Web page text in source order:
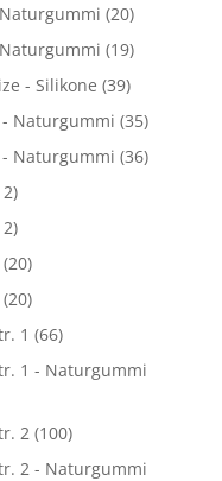
Naturgummi (20)
Naturgummi (19)
- Silikone (39)
- Naturgummi (35)
- Naturgummi (36)
(20)
(20)
1 (66)
1 - Naturgummi
2 (100)
2 - Naturgummi